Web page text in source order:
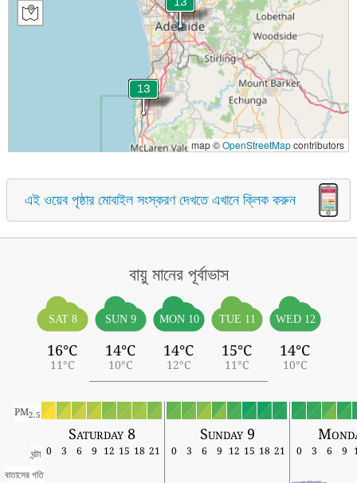
map ©OpenStreetMapcontributors
এই ওয়েব পৃষ্ঠার মোবাইল সংস্করণ দেখতে এখানে ক্লিক করুন
বায়ু মানের পূর্বাভাস
SAT 8
16°C
11°C
SUN 9
14°C
10°C
MON 10
14°C
12°C
TUE 11
15°C
11°C
WED 12
14°C
10°C
PM2.5
Saturday 8 Sunday 9
ঘন্টা 0 3 6 9 12 15 18 21 0 3 6 9 12 15 18 21 0 3 6 9
বাতাসের গতি